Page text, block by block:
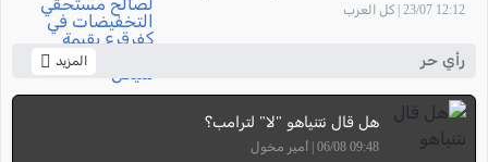
12:12 23/07 | كل العرب
رأي حر المزيد
هل قال نتنياهو "لا" لترامب؟
09:48 06/08 | أمير مخول